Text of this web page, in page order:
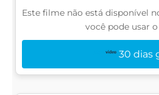
Este filme não está disponível
você pode usar
30 dias